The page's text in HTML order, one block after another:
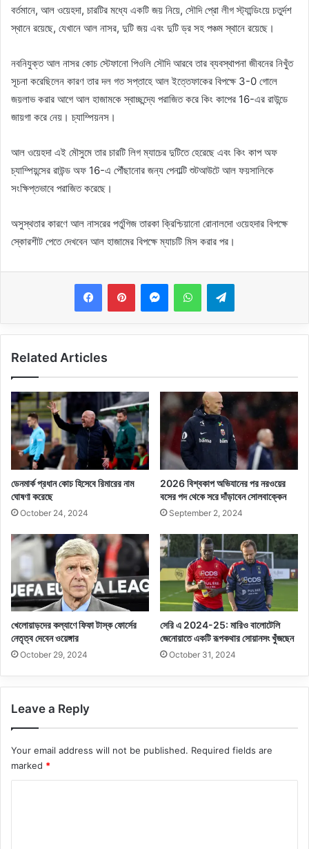
বর্তমানে, আল ওয়েহদা, চারটির মধ্যে একটি জয় নিয়ে, সৌদি প্রো লীগ স্ট্যান্ডিংয়ে চতুর্দশ
স্থানে রয়েছে, যেখানে আল নাসর, দুটি জয় এবং দুটি ড্র সহ পঞ্চম স্থানে রয়েছে।
নবনিযুক্ত আল নাসর কোচ স্টেফানো পিওলি সৌদি আরবে তার ব্যবস্থাপনা জীবনের নিখুঁত
সূচনা করেছিলেন কারণ তার দল গত সপ্তাহে আল ইত্তেফাকের বিপক্ষে 3-0 গোলে
জয়লাভ করার আগে আল হাজামকে স্বাচ্ছন্দ্যে পরাজিত করে কিং কাপের 16-এর রাউন্ডে
জায়গা করে নেয়। চ্যাম্পিয়নস।
আল ওয়েহদা এই মৌসুমে তার চারটি লিগ ম্যাচের দুটিতে হেরেছে এবং কিং কাপ অফ
চ্যাম্পিয়ন্সের রাউন্ড অফ 16-এ পৌঁছানোর জন্য পেনাল্টি শুটআউটে আল ফয়সালিকে
সংক্ষিপ্তভাবে পরাজিত করেছে।
অসুস্থতার কারণে আল নাসরের পর্তুগিজ তারকা ক্রিশ্চিয়ানো রোনালদো ওয়েহদার বিপক্ষে
স্কোরশীট পেতে দেখবেন আল হাজামের বিপক্ষে ম্যাচটি মিস করার পর।
MessengerWhatsAppTelegram
Related Articles
ডেনমার্ক প্রধান কোচ হিসেবে রিমারের নাম
ঘোষণা করেছে
October 24, 2024
2026 বিশ্বকাপ অভিযানের পর নরওয়ের
বসের পদ থেকে সরে দাঁড়াবেন সোলবাক্কেন
September 2, 2024
খেলোয়াড়দের কল্যাণে ফিফা টাস্ক ফোর্সের
নেতৃত্ব দেবেন ওয়েঙ্গার
October 29, 2024
সেরি এ 2024-25: মারিও বালোটেলি
জেনোয়াতে একটি রূপকথার সোয়ানসং খুঁজছেন
October 31, 2024
Leave a Reply
Your email address will not be published. Required fields are
marked *